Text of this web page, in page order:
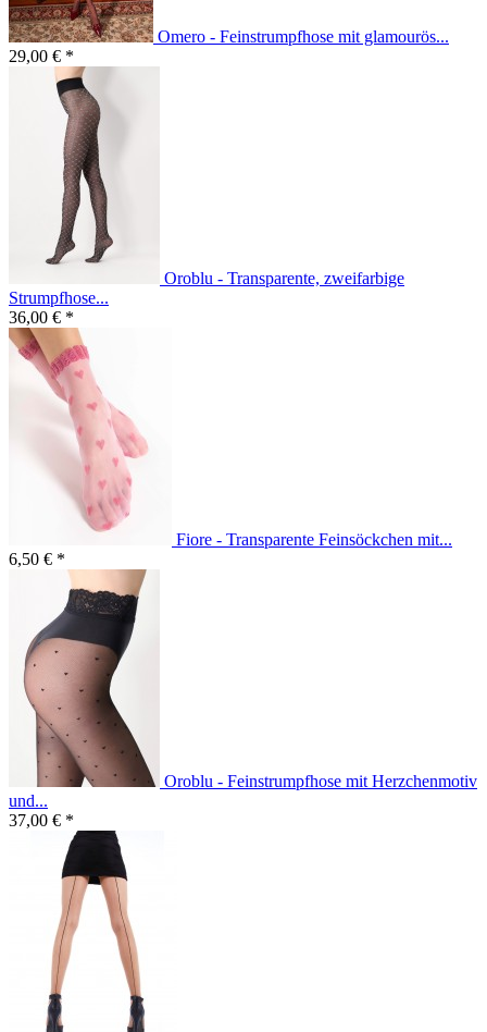
Omero - Feinstrumpfhose mit glamourös...
29,00 € *
Oroblu - Transparente, zweifarbige
Strumpfhose...
36,00 € *
Fiore - Transparente Feinsöckchen mit...
6,50 € *
Oroblu - Feinstrumpfhose mit Herzchenmotiv
und...
37,00 € *